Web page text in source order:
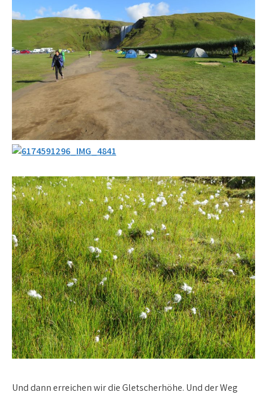
Und dann erreichen wir die Gletscherhöhe. Und der Weg